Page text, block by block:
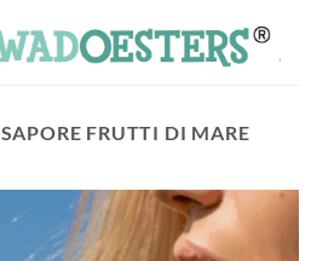
SAPORE FRUTTI DI MARE